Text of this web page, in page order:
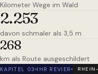
Kilometer Wege im Wald
2.253
davon schmaler als 3,5 m
268
km als Route ausgeschildert
KAPITEL 03 IHR REVIER